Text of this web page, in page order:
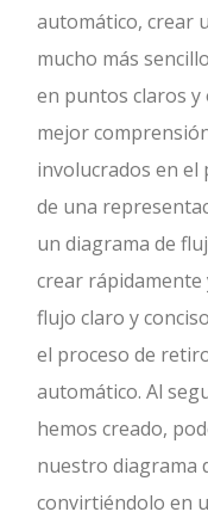
automático, crear
mucho más
en puntos claros
mejor
involucrados en el
de una
un diagrama de
crear rápidamente
flujo claro y
el proceso de
automático. Al
hemos creado,
nuestro diagrama
convirtiéndolo en